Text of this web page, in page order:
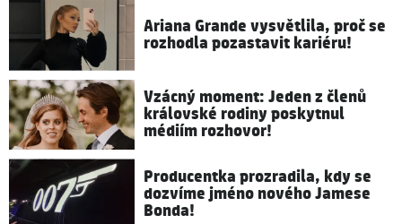
Ariana Grande vysvětlila, proč se
rozhodla pozastavit kariéru!
Vzácný moment: Jeden z členů
královské rodiny poskytnul
médiím rozhovor!
Producentka prozradila, kdy se
dozvíme jméno nového Jamese
Bonda!